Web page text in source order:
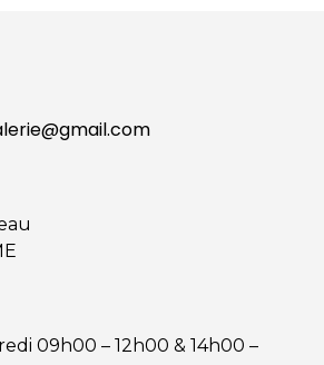
09h00 – 12h00 & 14h00 –